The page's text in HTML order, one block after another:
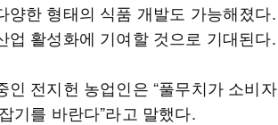
양한 형태의 식품 개발도 가능해졌
업 활성화에 기여할 것으로 기대된다.
인 전지헌 농업인은 “풀무치가 소비
기를 바란다”라고 말했다.